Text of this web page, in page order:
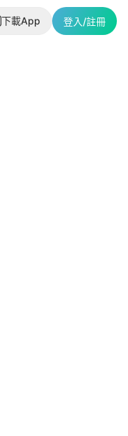
下載App 登入/註冊